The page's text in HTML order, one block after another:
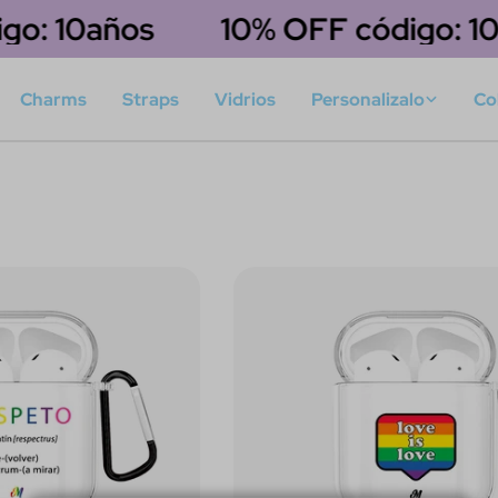
10años 10% OFF código:
Charms Straps Vidrios Personalizalo